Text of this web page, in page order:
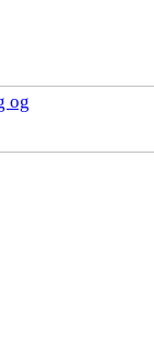
og